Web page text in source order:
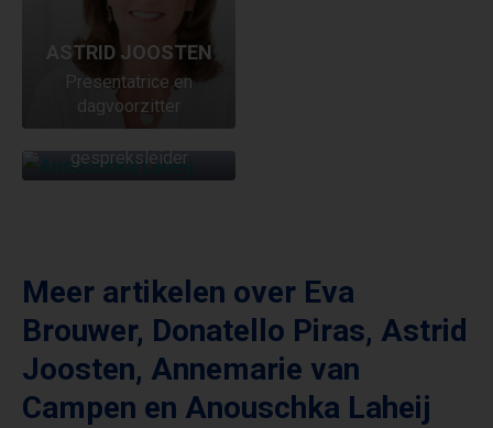
ASTRID JOOSTEN
Presentatrice en
dagvoorzitter
ANOUSCHKA
LAHEIJ
Dagvoorzitter en
gespreksleider
Meer artikelen over Eva
Brouwer, Donatello Piras, Astrid
Joosten, Annemarie van
Campen en Anouschka Laheij